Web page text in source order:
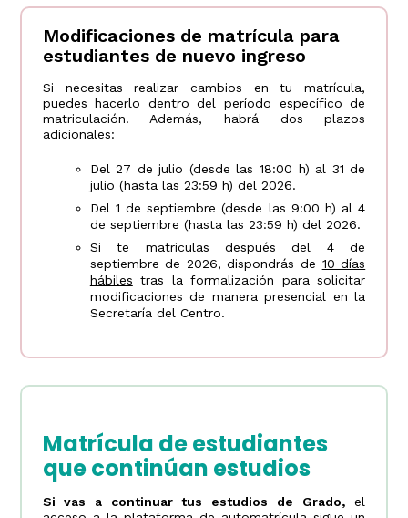
Modificaciones de matrícula para
estudiantes de nuevo ingreso
Si necesitas realizar cambios en tu matrícula,
puedes hacerlo dentro del período específico de
matriculación. Además, habrá dos plazos
adicionales:
Del 27 de julio (desde las 18:00 h) al 31 de
julio (hasta las 23:59 h) del 2026.
Del 1 de septiembre (desde las 9:00 h) al 4
de septiembre (hasta las 23:59 h) del 2026.
Si te matriculas después del 4 de
septiembre de 2026, dispondrás de 10 días
hábiles tras la formalización para solicitar
modificaciones de manera presencial en la
Secretaría del Centro.
Matrícula de estudiantes
que continúan estudios
Si vas a continuar tus estudios de Grado,el